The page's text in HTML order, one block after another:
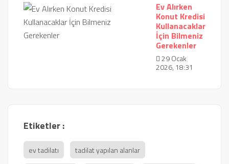
Ev Alırken
Konut Kredisi
Kullanacaklar
İçin Bilmeniz
Gerekenler
29 Ocak
2026, 18:31
Etiketler :
ev tadilatı tadilat yapılan alanlar